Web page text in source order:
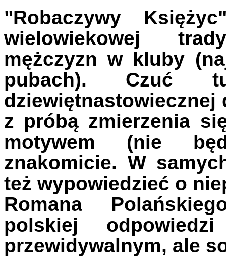
"Robaczywy
wielowiekowej
mężczyzn w kluby
pubach). Czuć
dziewiętnastowiecznej
z próbą zmierzenia
motywem (nie
znakomicie. W
też wypowiedzieć o
Romana
polskiej
przewidywalnym, ale